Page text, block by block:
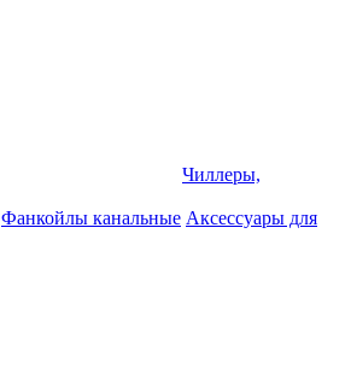
Чиллеры,
Фанкойлы канальные Аксессуары для